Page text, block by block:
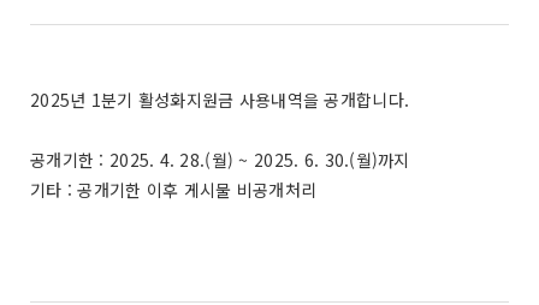
2025년 1분기 활성화지원금 사용내역을 공개합니다.
공개기한 : 2025. 4. 28.(월) ~ 2025. 6. 30.(월)까지
기타 : 공개기한 이후 게시물 비공개처리